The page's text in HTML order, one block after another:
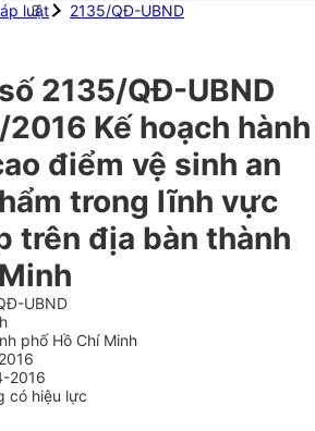
luật 2135/QĐ-UBND
2135/QĐ-UBND
Kế hoạch hành
điểm vệ sinh an
trong lĩnh vực
trên địa bàn thành
UBND
phố Hồ Chí Minh
2016
có hiệu lực